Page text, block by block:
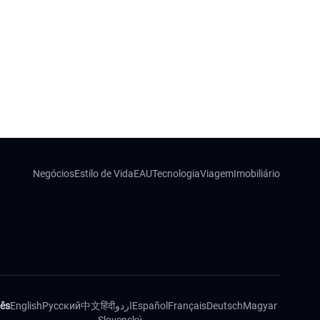
NegóciosEstilo de VidaEAUTecnologiaViagemImobiliário
EnglishРусский中文हिंदीاردوEspañol FrançaisDeutschMagyar